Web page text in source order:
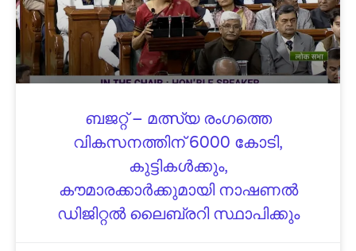
ബജറ്റ് – മത്സ്യ രംഗത്തെ
വികസനത്തിന് 6000 കോടി,
കുട്ടികൾക്കും,
കൗമാരക്കാർക്കുമായി നാഷണൽ
ഡിജിറ്റൽ ലൈബ്രറി സ്ഥാപിക്കും